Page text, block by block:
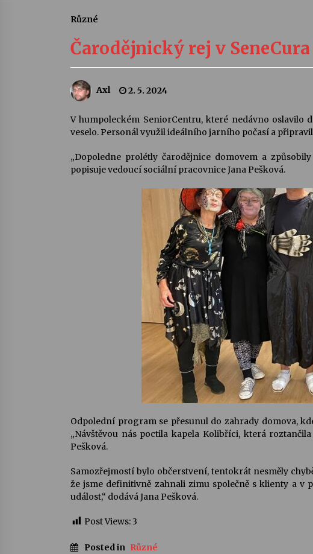
Camerata a Sukuba Ensemble
4. 8. 2026
Pozvánka na integrační festival
Quijotova šedesátka: 28. 7.–1. 8.
28. 7. 2026
Miller
22. 7. 2026
Za kulturou kousek za Humpolec. V
Želivě ožije odkaz Josefa Čapka
13. 7. 2026
Různé
Čarodějnický rej v
Axl 2. 5. 2024
V humpoleckém SeniorCentru, které nedávno oslavilo
veselo. Personál využil ideálního jarního počasí a
„Dopoledne prolétly čarodějnice domovem a
popisuje vedoucí sociální pracovnice Jana Pešková.
Odpolední program se přesunul do zahrady domova,
„Návštěvou nás poctila kapela Kolibříci, která
Pešková.
Samozřejmostí bylo občerstvení, tentokrát nesměly
že jsme definitivně zahnali zimu společně s klienty a v
událost,“ dodává Jana Pešková.
Post Views:3
Posted in Různé